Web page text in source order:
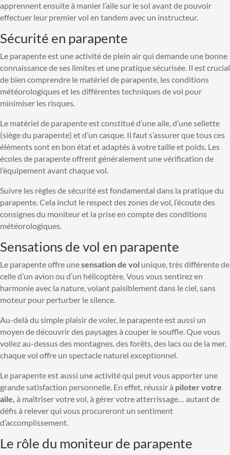
apprennent ensuite à manier l’aile sur le sol avant de pouvoir
effectuer leur premier vol en tandem avec un instructeur.
Sécurité en parapente
Le parapente est une activité de plein air qui demande une bonne
connaissance de ses limites et une pratique sécurisée. Il est crucial
de bien comprendre le matériel de parapente, les conditions
météorologiques et les différentes techniques de vol pour
minimiser les risques.
Le matériel de parapente est constitué d’une aile, d’une sellette
(siège du parapente) et d’un casque. Il faut s’assurer que tous ces
éléments sont en bon état et adaptés à votre taille et poids. Les
écoles de parapente offrent généralement une vérification de
l’équipement avant chaque vol.
Suivre les règles de sécurité est fondamental dans la pratique du
parapente. Cela inclut le respect des zones de vol, l’écoute des
consignes du moniteur et la prise en compte des conditions
météorologiques.
Sensations de vol en parapente
Le parapente offre unesensation de vol unique, très différente de
celle d’un avion ou d’un hélicoptère. Vous vous sentirez en
harmonie avec la nature, volant paisiblement dans le ciel, sans
moteur pour perturber le silence.
Au-delà du simple plaisir de voler, le parapente est aussi un
moyen de découvrir des paysages à couper le souffle. Que vous
voliez au-dessus des montagnes, des forêts, des lacs ou de la mer,
chaque vol offre un spectacle naturel exceptionnel.
Le parapente est aussi une activité qui peut vous apporter une
grande satisfaction personnelle. En effet, réussir à piloter votre
aile, à maîtriser votre vol, à gérer votre atterrissage… autant de
défis à relever qui vous procureront un sentiment
d’accomplissement.
Le rôle du moniteur de parapente